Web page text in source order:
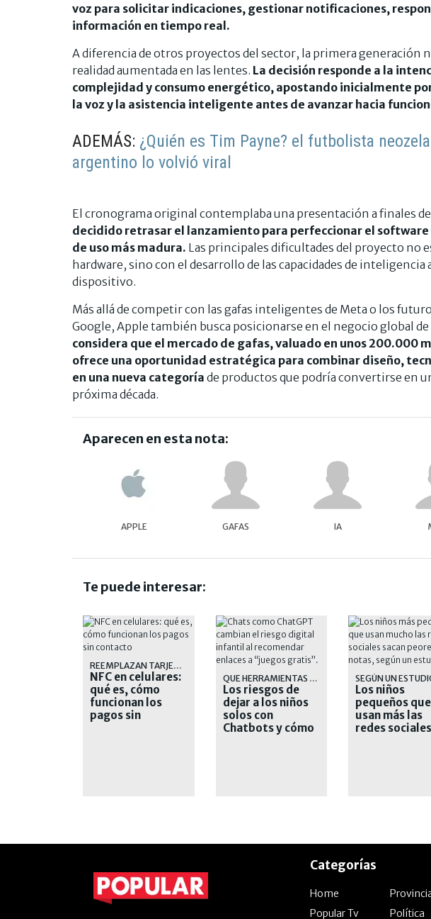
voz para solicitar indicaciones, gestionar notificaciones,
información en tiempo real.
A diferencia de otros proyectos del sector, la primera generación
realidad aumentada en las lentes. La decisión responde a la
complejidad y consumo energético, apostando inicialmente
la voz y la asistencia inteligente antes de avanzar hacia
ADEMÁS: ¿Quién es Tim Payne? el futbolista
argentino lo volvió viral
El cronograma original contemplaba una presentación a finales
decidido retrasar el lanzamiento para perfeccionar el
de uso más madura. Las principales dificultades del proyecto no
hardware, sino con el desarrollo de las capacidades de
dispositivo.
Más allá de competir con las gafas inteligentes de Meta o los
Google, Apple también busca posicionarse en el negocio global de
considera que el mercado de gafas, valuado en unos 200.000
ofrece una oportunidad estratégica para combinar diseño,
en una nueva categoría de productos que podría convertirse en
próxima década.
Aparecen en esta nota:
APPLE GAFAS IA
Te puede interesar:
REEMPLAZAN TARJETAS FÍSICAS
NFC en celulares:
qué es, cómo
funcionan los
pagos sin
QUE HERRAMIENTAS TENEMOS
Los riesgos de
dejar a los niños
solos con
Chatbots y cómo
SEGÚN UN
Los niños
pequeños que
usan más las
redes sociales
Categorías
Home
Popular Tv
Política